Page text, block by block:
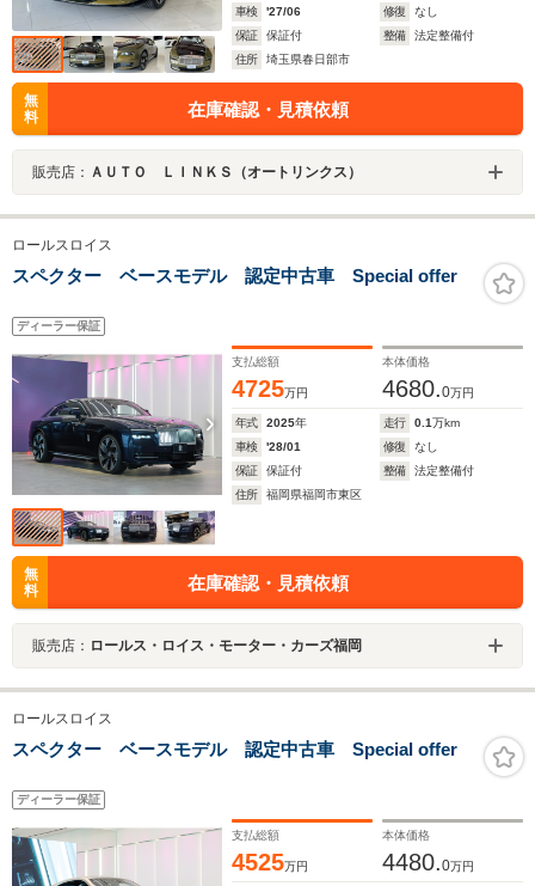
車検
'27/06 修復
なし
保証
保証付 整備
法定整備付
住所
埼玉県春日部市
無
料
在庫確認・見積依頼
販売店： ＡＵＴＯ ＬＩＮＫＳ（オートリンクス）
ロールスロイス
スペクター ベースモデル 認定中古車 Special offer
ディーラー保証
支払総額
4725万円
本体価格
4680.0万円
年式 2025年 走行 0.1万km
車検
'28/01 修復
なし
保証
保証付 整備
法定整備付
住所
福岡県福岡市東区
無
料
在庫確認・見積依頼
販売店： ロールス・ロイス・モーター・カーズ福岡
ロールスロイス
スペクター ベースモデル 認定中古車 Special offer
ディーラー保証
支払総額
4525万円
本体価格
4480.0万円